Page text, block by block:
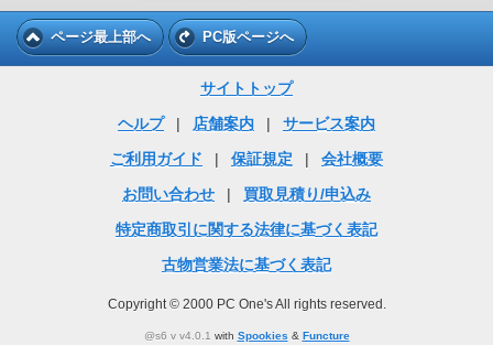
ページ最上部へ PC版ページへ
サイトトップ
ヘルプ
| 店舗案内 |
サービス案内
ご利用ガイド
| 保証規定 |
会社概要
お問い合わせ
|
買取見積り/申込み
特定商取引に関する法律に基づく表記
古物営業法に基づく表記
Copyright © 2000 PC One's All rights reserved.
@s6 v v4.0.1 with Spookies & Functure